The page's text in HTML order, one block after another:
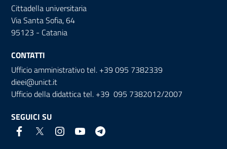
Cittadella universitaria
Via Santa Sofia, 64
95123 - Catania
CONTATTI
Ufficio amministrativo tel. +39 095 7382339
dieei@unict.it
Ufficio della didattica tel. +39 095 7382012/2007
SEGUICI SU